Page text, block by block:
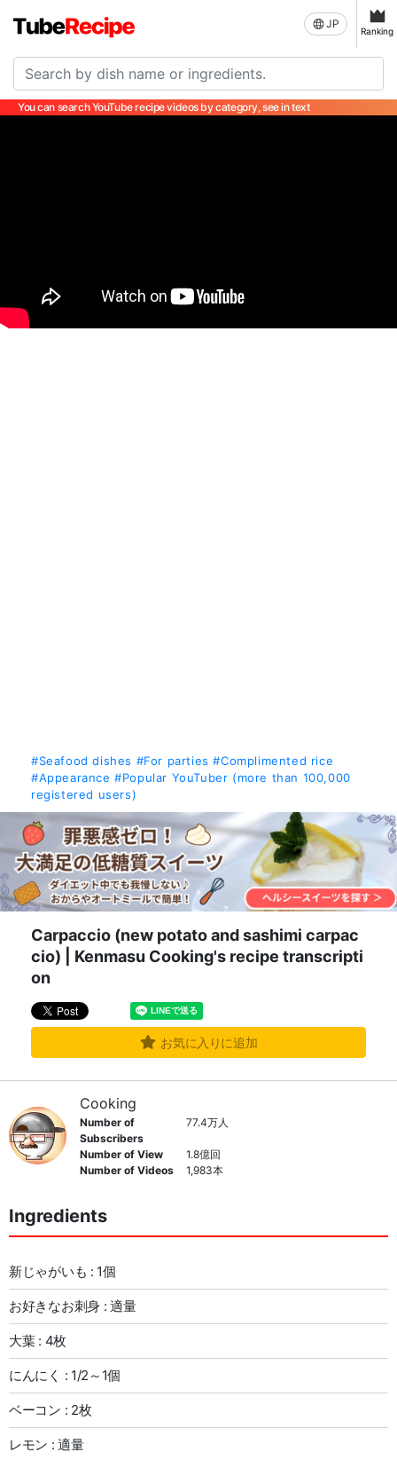
JP
Ranking
You can search YouTube recipe videos by category, see in text
#Seafood dishes #For parties #Complimented rice
#Appearance #Popular YouTuber (more than 100,000
registered users)
Carpaccio (new potato and sashimi carpac
cio) | Kenmasu Cooking's recipe transcripti
on
お気に入りに追加
Cooking
Number of
Subscribers
77.4万人
Number of View
1.8億回
Number of Videos
1,983本
Ingredients
新じゃがいも : 1個
お好きなお刺身 : 適量
大葉 : 4枚
にんにく : 1/2～1個
ベーコン : 2枚
レモン : 適量